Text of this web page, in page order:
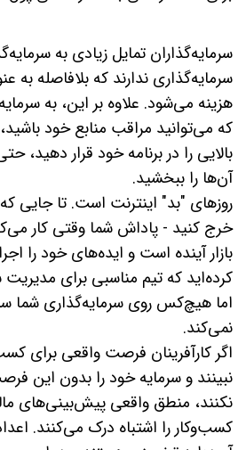
سرمایه‌گذاران تمایل زیادی به
سرمایه‌گذاری ندارند که بلافاصله به
هزینه می‌شود. علاوه بر این، به
که می‌توانید مراقب منابع خود
بالایی را در برنامه خود قرار دهید،
آن‌ها را ببخشید.
روزهای "بد" اینترنت است. تا جایی
خرج کنید - پاداش شما وقتی کار
بازار آینده است و ایده‌های خود را
کرده‌اید که تیم مناسبی برای مدیریت
اما هیچ‌کس روی سرمایه‌گذاری شما
نمی‌کند.
اگر کارآفرینان فرصت واقعی برای
نبینند و سرمایه خود را بدون این
نکنند، منطق واقعی پیش‌بینی‌های
کسب‌وکار را اشتباه درک می‌کنند.